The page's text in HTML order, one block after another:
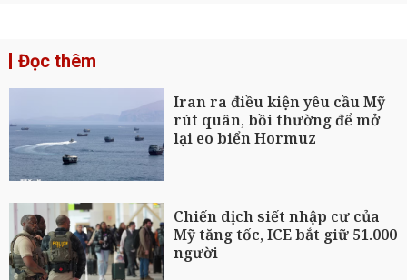
Đọc thêm
Iran ra điều kiện yêu cầu Mỹ
rút quân, bồi thường để mở
lại eo biển Hormuz
Chiến dịch siết nhập cư của
Mỹ tăng tốc, ICE bắt giữ 51.000
người